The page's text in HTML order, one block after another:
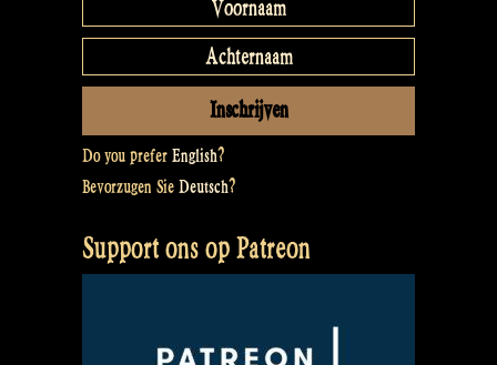
Do you prefer English?
Bevorzugen Sie Deutsch?
Support ons op Patreon